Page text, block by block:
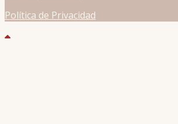
Política de Privacidad